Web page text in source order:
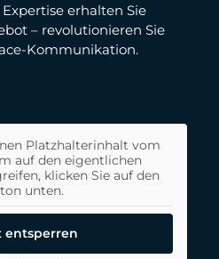
erhalten Sie
– revolutionieren Sie
Kommunikation.
Platzhalterinhalt vom
auf den eigentlichen
klicken Sie auf den
unten.
entsperren